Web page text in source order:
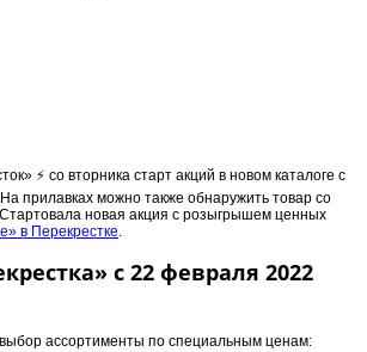
⚡️ со вторника старт акций в новом каталоге с
прилавках можно также обнаружить товар со
новая акция с розыгрышем ценных
в Перекрестке.
с 22 февраля 2022
ассортименты по специальным ценам: